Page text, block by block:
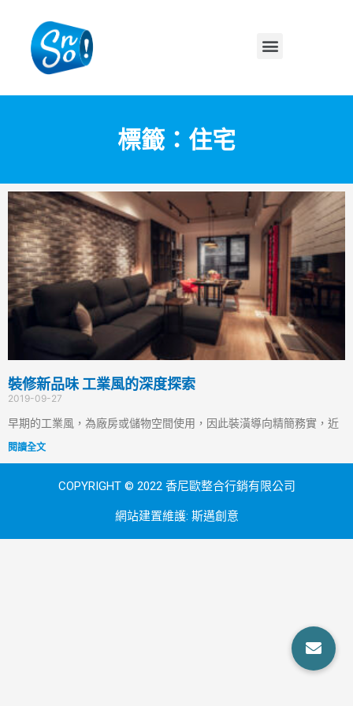
標籤：住宅
裝修新品味 工業風的深度探索
2019-09-27
早期的工業風，為廠房或儲物空間使用，因此裝潢導向精簡務實，近
閱讀全文
COPYRIGHT © 2022 香尼歐整合行銷有限公司
網站建置維護: 斯邁創意